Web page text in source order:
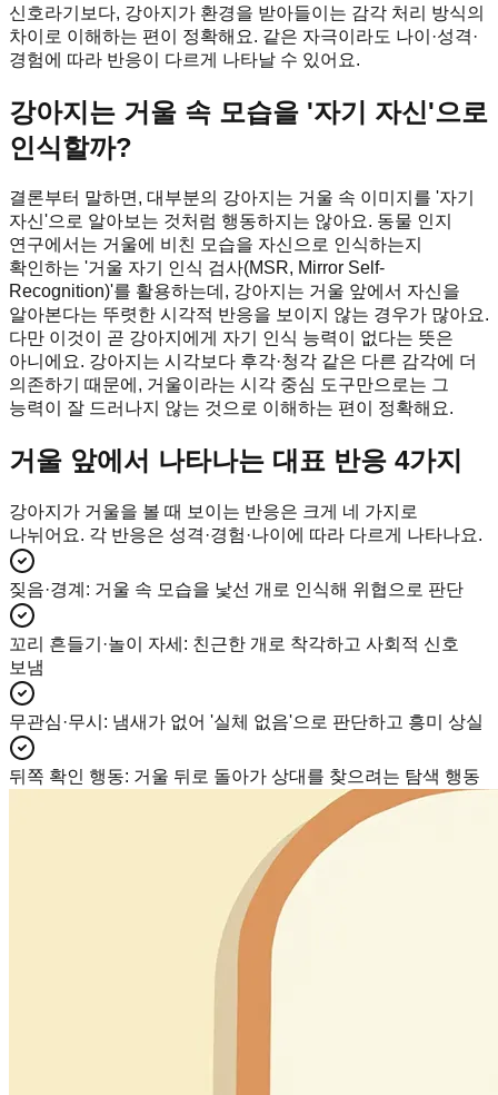
신호라기보다, 강아지가 환경을 받아들이는 감각 처리 방식의
차이로 이해하는 편이 정확해요. 같은 자극이라도 나이·성격·
경험에 따라 반응이 다르게 나타날 수 있어요.
강아지는 거울 속 모습을 '자기 자신'으로
인식할까?
결론부터 말하면, 대부분의 강아지는 거울 속 이미지를 '자기
자신'으로 알아보는 것처럼 행동하지는 않아요. 동물 인지
연구에서는 거울에 비친 모습을 자신으로 인식하는지
확인하는 '거울 자기 인식 검사(MSR, Mirror Self-
Recognition)'를 활용하는데, 강아지는 거울 앞에서 자신을
알아본다는 뚜렷한 시각적 반응을 보이지 않는 경우가 많아요.
다만 이것이 곧 강아지에게 자기 인식 능력이 없다는 뜻은
아니에요. 강아지는 시각보다 후각·청각 같은 다른 감각에 더
의존하기 때문에, 거울이라는 시각 중심 도구만으로는 그
능력이 잘 드러나지 않는 것으로 이해하는 편이 정확해요.
거울 앞에서 나타나는 대표 반응 4가지
강아지가 거울을 볼 때 보이는 반응은 크게 네 가지로
나뉘어요. 각 반응은 성격·경험·나이에 따라 다르게 나타나요.
짖음·경계 : 거울 속 모습을 낯선 개로 인식해 위협으로 판단
꼬리 흔들기·놀이 자세 : 친근한 개로 착각하고 사회적 신호
보냄
무관심·무시 : 냄새가 없어 '실체 없음'으로 판단하고 흥미 상실
뒤쪽 확인 행동: 거울 뒤로 돌아가 상대를 찾으려는 탐색 행동